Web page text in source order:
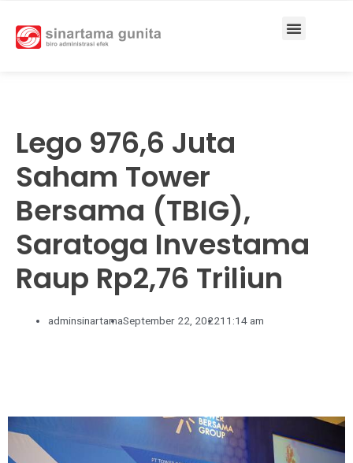
Lego 976,6 Juta
Saham Tower
Bersama (TBIG),
Saratoga Investama
Raup Rp2,76 Triliun
adminsinartamaSeptember 22, 202211:14 am